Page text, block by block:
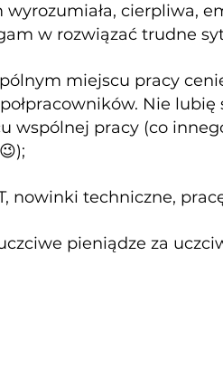
wyrozumiała, cierpliwa,
w rozwiązać trudne
miejscu pracy
Nie
wspólnej pracy (co
nowinki techniczne,
pieniądze za